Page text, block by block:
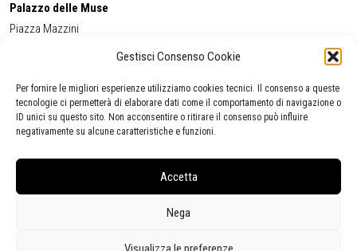
Gestisci Consenso Cookie
Per fornire le migliori esperienze utilizziamo cookies tecnici. Il consenso a queste
tecnologie ci permetterà di elaborare dati come il comportamento di navigazione o
ID unici su questo sito. Non acconsentire o ritirare il consenso può influire
negativamente su alcune caratteristiche e funzioni.
Accetta
Nega
Palazzo delle Muse
Piazza Mazzini
Cell:+39 338 5714978 (orario apertura Galleria)
Tel:
+39 0584 944580
(orario 09.00/13.00)
Email:gamc@comune.viareggio.lu.it
Segnalazione di inaccessibilità